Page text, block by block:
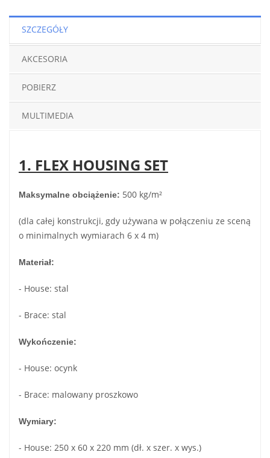
SZCZEGÓŁY
AKCESORIA
POBIERZ
MULTIMEDIA
1. FLEX HOUSING SET
Maksymalne obciążenie: 500 kg/m²
(dla całej konstrukcji, gdy używana w połączeniu ze sceną
o minimalnych wymiarach 6 x 4 m)
Materiał:
- House: stal
- Brace: stal
Wykończenie:
- House: ocynk
- Brace: malowany proszkowo
Wymiary:
- House: 250 x 60 x 220 mm (dł. x szer. x wys.)